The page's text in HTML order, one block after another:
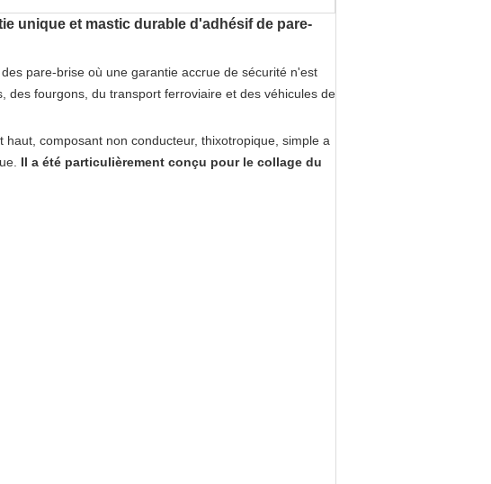
unique et mastic durable d'adhésif de pare-
pare-brise où une garantie accrue de sécurité n'est
des fourgons, du transport ferroviaire et des véhicules de
haut, composant non conducteur, thixotropique, simple a
Il a été particulièrement conçu pour le collage du